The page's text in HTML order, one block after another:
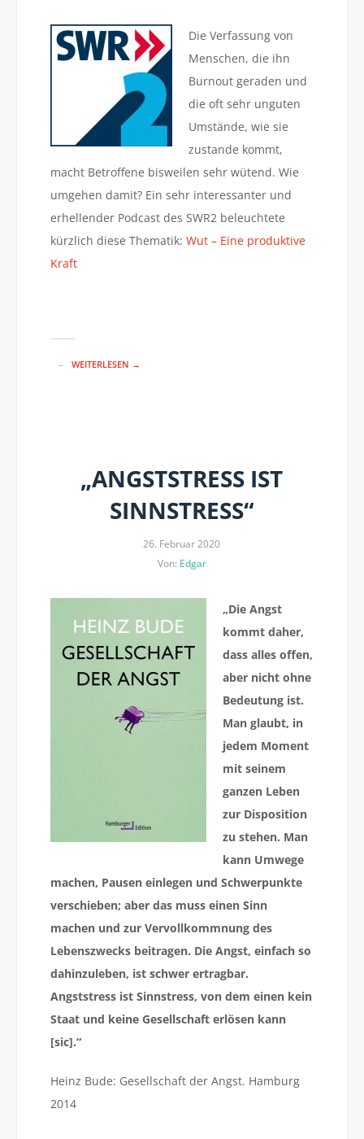
Die Verfassung von
Menschen, die ihn
Burnout geraden und
die oft sehr unguten
Umstände, wie sie
zustande kommt,
macht Betroffene bisweilen sehr wütend. Wie
umgehen damit? Ein sehr interessanter und
erhellender Podcast des SWR2 beleuchtete
kürzlich diese Thematik: Wut – Eine produktive
Kraft
WEITERLESEN →
„ANGSTSTRESS IST
SINNSTRESS“
26. Februar 2020
Von: Edgar
„Die Angst
kommt daher,
dass alles offen,
aber nicht ohne
Bedeutung ist.
Man glaubt, in
jedem Moment
mit seinem
ganzen Leben
zur Disposition
zu stehen. Man
kann Umwege
machen, Pausen einlegen und Schwerpunkte
verschieben; aber das muss einen Sinn
machen und zur Vervollkommnung des
Lebenszwecks beitragen. Die Angst, einfach so
dahinzuleben, ist schwer ertragbar.
Angststress ist Sinnstress, von dem einen kein
Staat und keine Gesellschaft erlösen kann
[sic].“
Heinz Bude: Gesellschaft der Angst. Hamburg
2014